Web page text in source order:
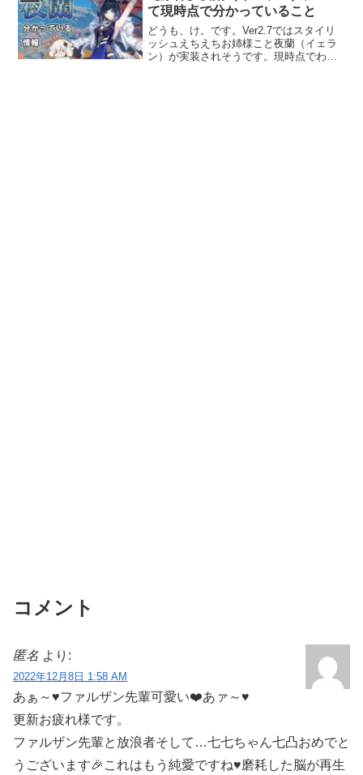
宮（と早柚）のガチャが来...
て現時点で分かっていること
どうも、け。です。Ver2.7ではスタイリ
ッシュえちえちお姉様こと夜蘭（イェラ
ン）が実装されそうです。現時点でわか
コメント
匿名 より:
2022年12月8日 1:58 AM
あぁ～♥️ファルザン先輩可愛い❤️あァ～♥️
更新お疲れ様です。
ファルザン先輩と放浪者そして…七七ちゃん七凸おめでと
うございます🎉これはもう純愛ですね♥️磨耗した脳が再生